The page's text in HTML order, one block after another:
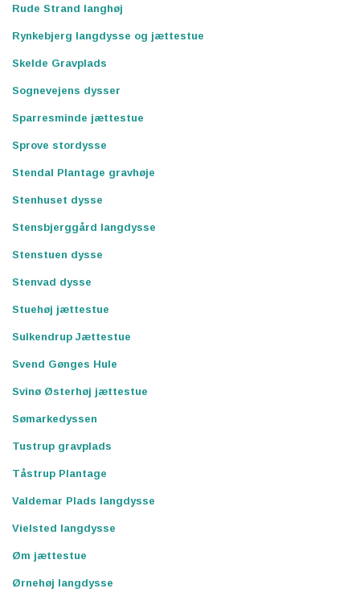
Rude Strand langhøj
Rynkebjerg langdysse og jættestue
Skelde Gravplads
Sognevejens dysser
Sparresminde jættestue
Sprove stordysse
Stendal Plantage gravhøje
Stenhuset dysse
Stensbjerggård langdysse
Stenstuen dysse
Stenvad dysse
Stuehøj jættestue
Sulkendrup Jættestue
Svend Gønges Hule
Svinø Østerhøj jættestue
Sømarkedyssen
Tustrup gravplads
Tåstrup Plantage
Valdemar Plads langdysse
Vielsted langdysse
Øm jættestue
Ørnehøj langdysse